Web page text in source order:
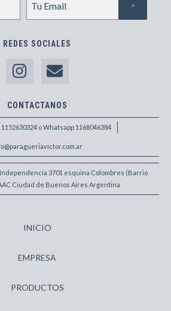
REDES SOCIALES
CONTACTANOS
o Whatsapp 1168046384
3701 esquina Colombres (Barrio
Ciudad de Buenos Aires Argentina
INICIO
EMPRESA
PRODUCTOS